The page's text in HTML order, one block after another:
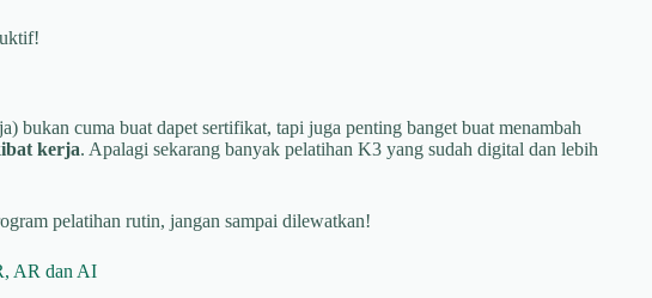
bukan cuma buat dapet sertifikat, tapi juga penting banget buat menambah
kerja. Apalagi sekarang banyak pelatihan K3 yang sudah digital dan lebih
pelatihan rutin, jangan sampai dilewatkan!
AR dan AI